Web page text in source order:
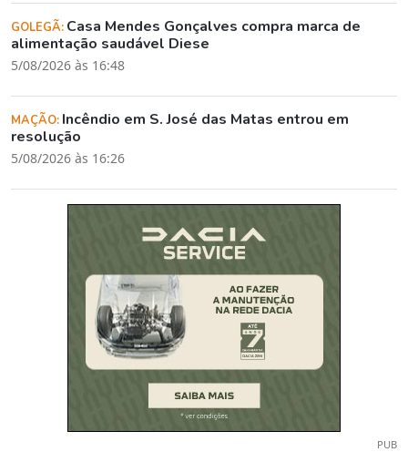
GOLEGÃ: Casa Mendes Gonçalves compra marca de
alimentação saudável Diese
5/08/2026 às 16:48
MAÇÃO: Incêndio em S. José das Matas entrou em
resolução
5/08/2026 às 16:26
PUB